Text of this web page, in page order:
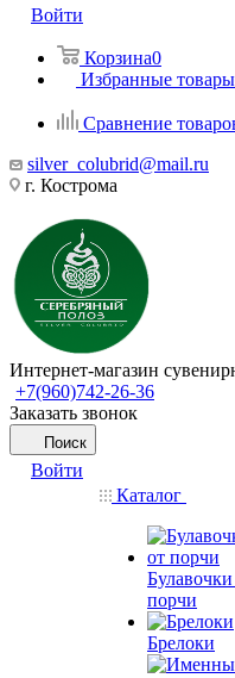
Войти
Корзина0
Избранные товары
Сравнение
silver_colubrid@mail.ru
г. Кострома
Интернет-магазин
+7(960)742-26-36
Заказать звонок
Поиск
Войти
Каталог
порчи
Брелоки